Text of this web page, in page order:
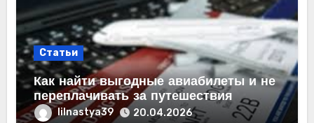
Статьи
Как найти выгодные авиабилеты и не
переплачивать за путешествия
lilnastya39 20.04.2026